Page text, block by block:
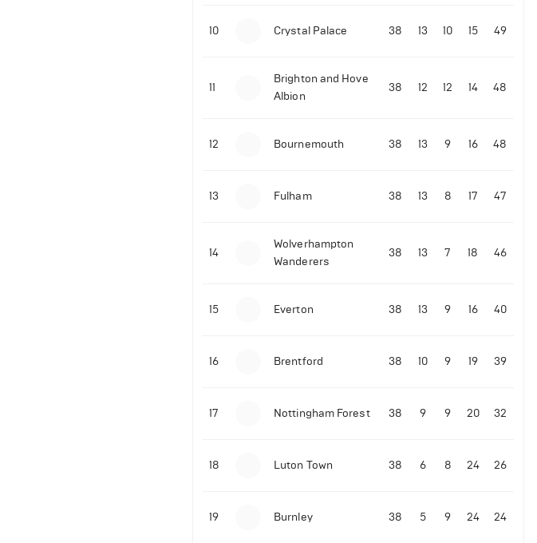
10 Crystal Palace 38 13 10 15 49
11
Brighton and Hove
Albion
38 12 12 14 48
12 Bournemouth 38 13 9 16 48
13 Fulham 38 13 8 17 47
14
Wolverhampton
Wanderers
38 13 7 18 46
15 Everton 38 13 9 16 40
16 Brentford 38 10 9 19 39
17 Nottingham Forest 38 9 9 20 32
18 Luton Town 38 6 8 24 26
19 Burnley 38 5 9 24 24